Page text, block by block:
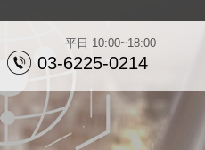
平日 10:00~18:00
03-6225-0214